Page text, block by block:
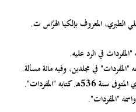
الطبري، المعروف بإلكيا الهرَّاس ت.
في الرد عليه.
"المفردات" في مجلدين، وفيه مائة مسألة.
كتابه "المفردات".